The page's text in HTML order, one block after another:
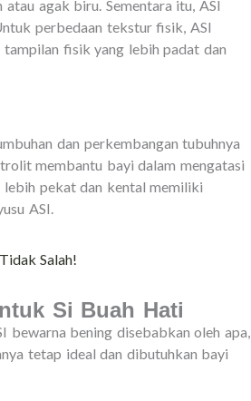
agak biru. Sementara itu, ASI
perbedaan tekstur fisik, ASI
fisik yang lebih padat dan
dan perkembangan tubuhnya
membantu bayi dalam mengatasi
lebih pekat dan kental memiliki
ASI.
Salah!
Si Buah Hati
bewarna bening disebabkan oleh apa,
tetap ideal dan dibutuhkan bayi